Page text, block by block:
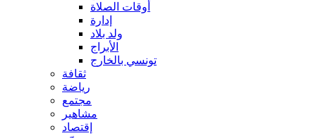
أوقات الصلاة
إدارة
ولد بلاد
الأبراج
تونسي بالخارج
ثقافة
رياضة
مجتمع
مشاهير
إقتصاد